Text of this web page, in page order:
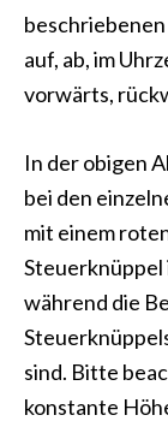
auf, ab, im
vorwärts,
In der obigen
bei den
mit einem
Steuerknüppel
während die
sind. Bitte
konstante